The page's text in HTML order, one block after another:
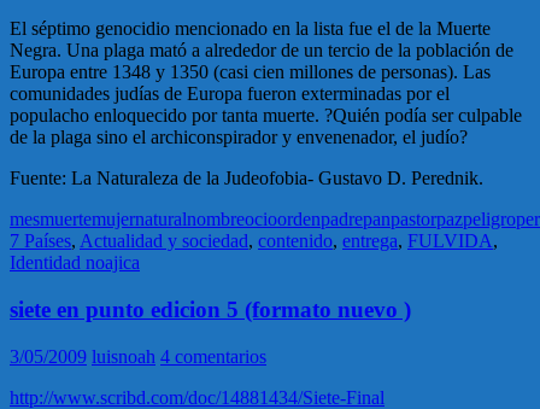
El séptimo genocidio mencionado en la lista fue el de la Muerte
Negra. Una plaga mató a alrededor de un tercio de la población de
Europa entre 1348 y 1350 (casi cien millones de personas). Las
comunidades judías de Europa fueron exterminadas por el
populacho enloquecido por tanta muerte. ?Quién podía ser culpable
de la plaga sino el archiconspirador y envenenador, el judío?
Fuente: La Naturaleza de la Judeofobia- Gustavo D. Perednik.
mesmuertemujernaturalnombreocioordenpadrepanpastorpazpeligro
7 Países, Actualidad y sociedad, contenido, entrega, FULVIDA,
Identidad noajica
siete en punto edicion 5 (formato nuevo )
3/05/2009 luisnoah 4 comentarios
http://www.scribd.com/doc/14881434/Siete-Final